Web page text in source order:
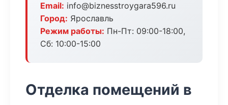
Email: info@biznesstroygara596.ru
Город: Ярославль
Режим работы: Пн-Пт: 09:00-18:00,
Сб: 10:00-15:00
Отделка помещений в